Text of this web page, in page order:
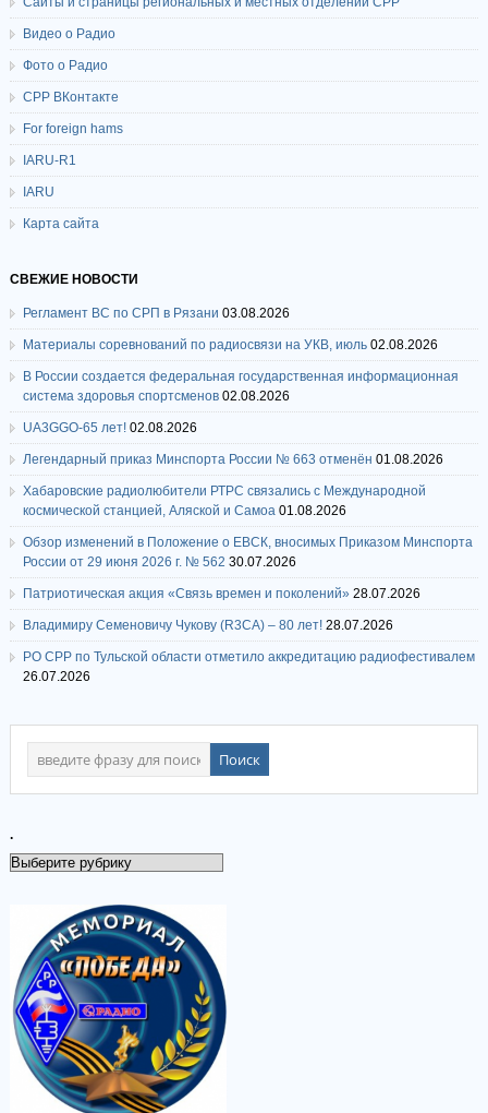
Видео о Радио
Фото о Радио
СРР ВКонтакте
For foreign hams
IARU-R1
IARU
Карта сайта
СВЕЖИЕ НОВОСТИ
Регламент ВС по СРП в Рязани 03.08.2026
Материалы соревнований по радиосвязи на УКВ, июль 02.08.2026
В России создается федеральная государственная информационная
система здоровья спортсменов 02.08.2026
UA3GGO-65 лет! 02.08.2026
Легендарный приказ Минспорта России № 663 отменён 01.08.2026
Хабаровские радиолюбители РТРС связались с Международной
космической станцией, Аляской и Самоа 01.08.2026
Обзор изменений в Положение о ЕВСК, вносимых Приказом Минспорта
России от 29 июня 2026 г. № 562 30.07.2026
Патриотическая акция «Связь времен и поколений» 28.07.2026
Владимиру Семеновичу Чукову (R3CA) – 80 лет! 28.07.2026
РО СРР по Тульской области отметило аккредитацию радиофестивалем
26.07.2026
.